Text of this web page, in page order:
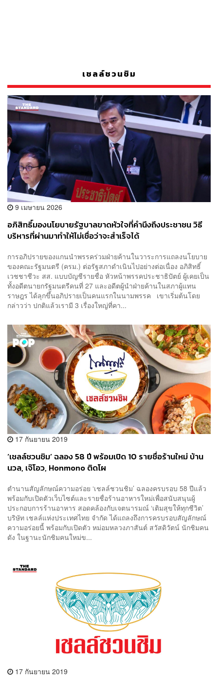
เชลล์ชวนชิม
9 เมษายน 2026
อภิสิทธิ์มองนโยบายรัฐบาลขาดหัวใจที่คำนึงถึงประชาชน วิธี
บริหารที่ผ่านมาทำให้ไม่เชื่อว่าจะสำเร็จได้
การอภิปรายของแกนนำพรรคร่วมฝ่ายค้านในวาระการแถลงนโยบาย
ของคณะรัฐมนตรี (ครม.) ต่อรัฐสภาดำเนินไปอย่างต่อเนื่อง อภิสิทธิ์
เวชชาชีวะ สส. แบบบัญชีรายชื่อ หัวหน้าพรรคประชาธิปัตย์ ผู้เคยเป็น
ทั้งอดีตนายกรัฐมนตรีคนที่ 27 และอดีตผู้นำฝ่ายค้านในสภาผู้แทน
ราษฎร ได้ลุกขึ้นอภิปรายเป็นคนแรกในนามพรรค เขาเริ่มต้นโดย
กล่าวว่า ปกติแล้วเรามี 3 เรื่องใหญ่ที่คา...
17 กันยายน 2019
‘เชลล์ชวนชิม’ ฉลอง 58 ปี พร้อมเปิด 10 รายชื่อร้านใหม่ บ้าน
นวล, เจ๊โอว, Honmono ติดโผ
ตำนานสัญลักษณ์ความอร่อย ‘เชลล์ชวนชิม’ ฉลองครบรอบ 58 ปีแล้ว
พร้อมกับเปิดตัวเว็บไซต์และรายชื่อร้านอาหารใหม่เพื่อสนับสนุนผู้
ประกอบการร้านอาหาร สอดคล้องกับเจตนารมณ์ ‘เติมสุขให้ทุกชีวิต’
บริษัท เชลล์แห่งประเทศไทย จำกัด ได้แถลงถึงการครบรอบสัญลักษณ์
ความอร่อยนี้ พร้อมกับเปิดตัว หม่อมหลวงภาสันต์ สวัสดิวัตน์ นักชิมคน
ดัง ในฐานะนักชิมคนใหม่ข...
17 กันยายน 2019